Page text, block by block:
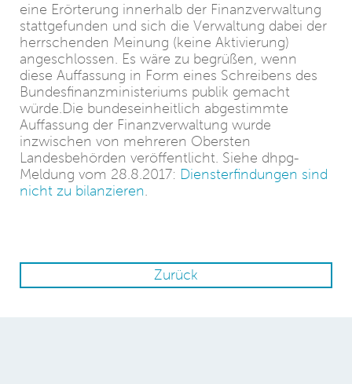
eine Erörterung innerhalb der Finanzverwaltung
stattgefunden und sich die Verwaltung dabei der
herrschenden Meinung (keine Aktivierung)
angeschlossen. Es wäre zu begrüßen, wenn
diese Auffassung in Form eines Schreibens des
Bundesfinanzministeriums publik gemacht
würde.Die bundeseinheitlich abgestimmte
Auffassung der Finanzverwaltung wurde
inzwischen von mehreren Obersten
Landesbehörden veröffentlicht. Siehe dhpg-
Meldung vom 28.8.2017: Diensterfindungen sind
nicht zu bilanzieren.
Zurück